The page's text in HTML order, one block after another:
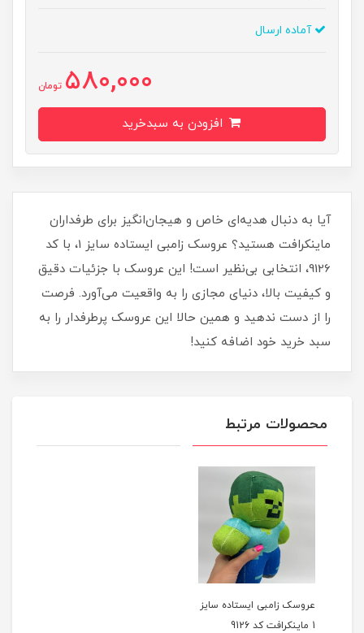
آماده ارسال
580,000 تومان
آیا به دنبال هدیه‌ای خاص و هیجان‌انگیز برای طرفداران
ماینکرافت هستید؟ عروسک زامبی ایستاده سایز 1، با کد
9126، انتخابی بی‌نظیر است! این عروسک با جزئیات دقیق
و کیفیت بالا، دنیای مجازی را به واقعیت می‌آورد. فرصت
را از دست ندهید و همین حالا این عروسک پرطرفدار را به
سبد خرید خود اضافه کنید!
محصولات مرتبط
عروسک زامبی ایستاده سایز
1 ماینکرافت کد 9126